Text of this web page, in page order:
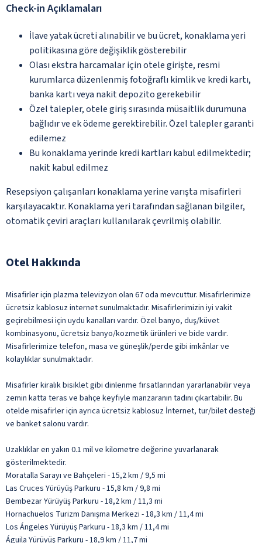
Check-in Açıklamaları
İlave yatak ücreti alınabilir ve bu ücret, konaklama yeri
politikasına göre değişiklik gösterebilir
Olası ekstra harcamalar için otele girişte, resmi
kurumlarca düzenlenmiş fotoğraflı kimlik ve kredi kartı,
banka kartı veya nakit depozito gerekebilir
Özel talepler, otele giriş sırasında müsaitlik durumuna
bağlıdır ve ek ödeme gerektirebilir. Özel talepler garanti
edilemez
Bu konaklama yerinde kredi kartları kabul edilmektedir;
nakit kabul edilmez
Resepsiyon çalışanları konaklama yerine varışta misafirleri
karşılayacaktır. Konaklama yeri tarafından sağlanan bilgiler,
otomatik çeviri araçları kullanılarak çevrilmiş olabilir.
Otel Hakkında
Misafirler için plazma televizyon olan 67 oda mevcuttur. Misafirlerimize
ücretsiz kablosuz internet sunulmaktadır. Misafirlerimizin iyi vakit
geçirebilmesi için uydu kanalları vardır. Özel banyo, duş/küvet
kombinasyonu, ücretsiz banyo/kozmetik ürünleri ve bide vardır.
Misafirlerimize telefon, masa ve güneşlik/perde gibi imkânlar ve
kolaylıklar sunulmaktadır.
Misafirler kiralık bisiklet gibi dinlenme fırsatlarından yararlanabilir veya
zemin katta teras ve bahçe keyfiyle manzaranın tadını çıkartabilir. Bu
otelde misafirler için ayrıca ücretsiz kablosuz İnternet, tur/bilet desteği
ve banket salonu vardır.
Uzaklıklar en yakın 0.1 mil ve kilometre değerine yuvarlanarak
gösterilmektedir.
Moratalla Sarayı ve Bahçeleri - 15,2 km / 9,5 mi
Las Cruces Yürüyüş Parkuru - 15,8 km / 9,8 mi
Bembezar Yürüyüş Parkuru - 18,2 km / 11,3 mi
Hornachuelos Turizm Danışma Merkezi - 18,3 km / 11,4 mi
Los Ángeles Yürüyüş Parkuru - 18,3 km / 11,4 mi
Águila Yürüyüş Parkuru - 18,9 km / 11,7 mi